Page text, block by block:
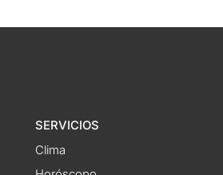
SERVICIOS
Clima